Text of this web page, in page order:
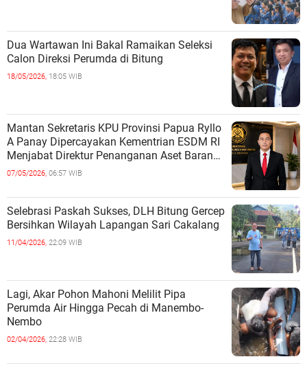
Dua Wartawan Ini Bakal Ramaikan Seleksi
Calon Direksi Perumda di Bitung
18/05/2026, 18:05 WIB
Mantan Sekretaris KPU Provinsi Papua Ryllo
A Panay Dipercayakan Kementrian ESDM RI
Menjabat Direktur Penanganan Aset Barang
Bukti
07/05/2026, 06:57 WIB
Selebrasi Paskah Sukses, DLH Bitung Gercep
Bersihkan Wilayah Lapangan Sari Cakalang
11/04/2026, 22:09 WIB
Lagi, Akar Pohon Mahoni Melilit Pipa
Perumda Air Hingga Pecah di Manembo-
Nembo
02/04/2026, 22:28 WIB